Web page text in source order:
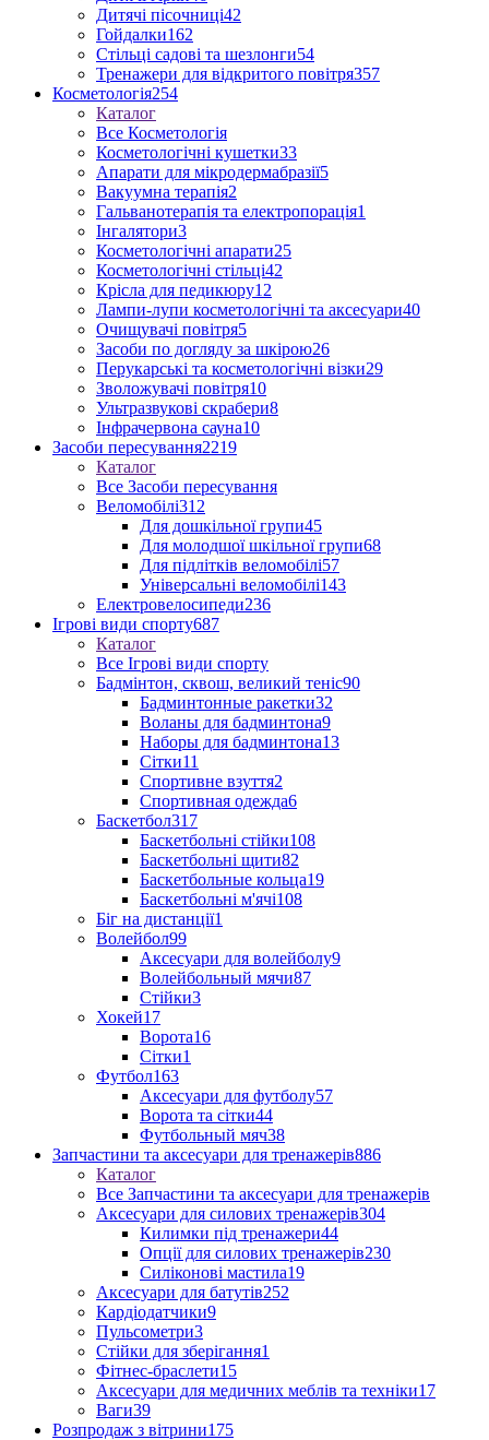
Дитячі пісочниці42
Гойдалки162
Стільці садові та шезлонги54
Тренажери для відкритого повітря357
Косметологія254
Каталог
Все Косметологія
Косметологічні кушетки33
Апарати для мікродермабразії5
Вакуумна терапія2
Гальванотерапія та електропорація1
Інгалятори3
Косметологічні апарати25
Косметологічні стільці42
Крісла для педикюру12
Лампи-лупи косметологічні та аксесуари40
Очищувачі повітря5
Засоби по догляду за шкірою26
Перукарські та косметологічні візки29
Зволожувачі повітря10
Ультразвукові скрабери8
Інфрачервона сауна10
Засоби пересування2219
Каталог
Все Засоби пересування
Веломобілі312
Для дошкільної групи45
Для молодшої шкільної групи68
Для підлітків веломобілі57
Універсальні веломобілі143
Електровелосипеди236
Ігрові види спорту687
Каталог
Все Ігрові види спорту
Бадмінтон, сквош, великий теніс90
Бадминтонные ракетки32
Воланы для бадминтона9
Наборы для бадминтона13
Сітки11
Спортивне взуття2
Спортивная одежда6
Баскетбол317
Баскетбольні стійки108
Баскетбольні щити82
Баскетбольные кольца19
Баскетбольні м'ячі108
Біг на дистанції1
Волейбол99
Аксесуари для волейболу9
Волейбольный мячи87
Стійки3
Хокей17
Ворота16
Сітки1
Футбол163
Аксесуари для футболу57
Ворота та сітки44
Футбольный мяч38
Запчастини та аксесуари для тренажерів886
Каталог
Все Запчастини та аксесуари для тренажерів
Аксесуари для силових тренажерів304
Килимки під тренажери44
Опції для силових тренажерів230
Силіконові мастила19
Аксесуари для батутів252
Кардіодатчики9
Пульсометри3
Стійки для зберігання1
Фітнес-браслети15
Аксесуари для медичних меблів та техніки17
Ваги39
Розпродаж з вітрини175